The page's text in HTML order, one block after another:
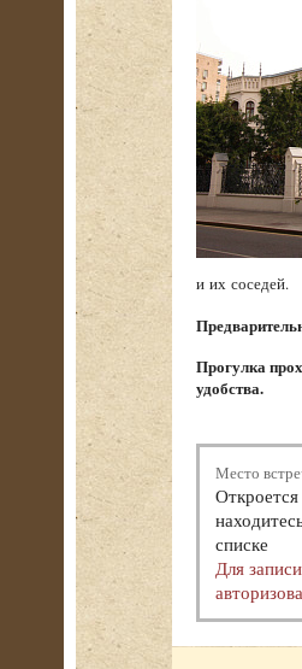
и их соседей.
Прогулка
удобства.
Место
списке
Для